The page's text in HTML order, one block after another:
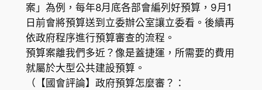
案」為例，每年8月底各部會編列好預算，9月1
日前會將預算送到立委辦公室讓立委看。後續再
依政府程序進行預算審查的流程。
預算案離我們多近？像是蓋捷運，所需要的費用
就屬於大型公共建設預算。
（【國會評論】政府預算怎麼審？：